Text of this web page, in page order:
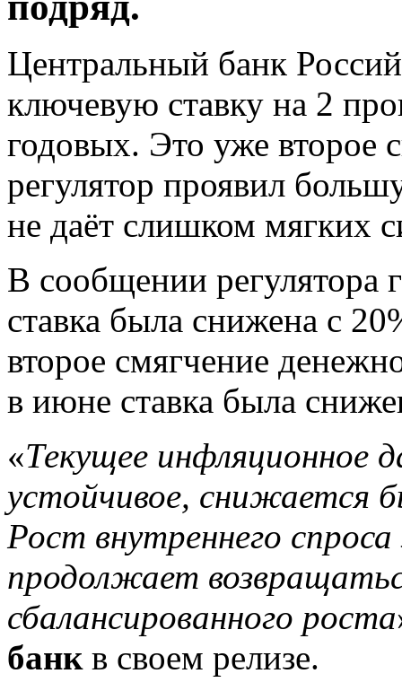
Центральный банк
ключевую ставку на 2
годовых. Это уже второе
регулятор проявил
не даёт слишком мягких
В сообщении регулятора
ставка была снижена с
второе смягчение
в июне ставка была
«Текущее инфляционное
устойчивое, снижается
Рост внутреннего
продолжает
сбалансированного роста
банк в своем релизе.